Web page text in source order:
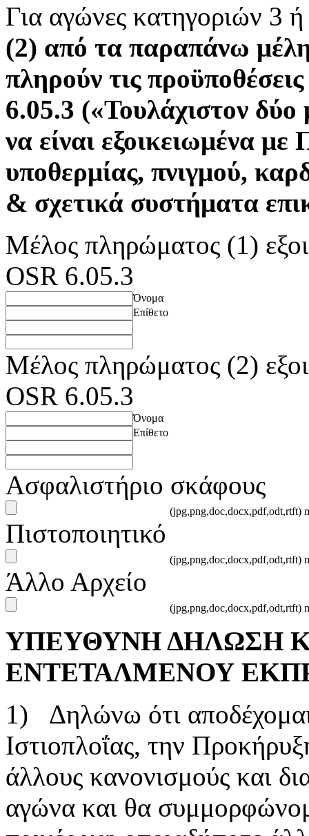
Για αγώνες κατηγοριών 3
(2) από τα παραπάνω
πληρούν τις
6.05.3 («Τουλάχιστον
να είναι εξοικειωμένα
υποθερμίας, πνιγμού,
& σχετικά συστήματα
Μέλος πληρώματος (1)
OSR 6.05.3
Όνομα
Επίθετο
Μέλος πληρώματος (2)
OSR 6.05.3
Όνομα
Επίθετο
Ασφαλιστήριο σκάφους
(jpg,png,doc,docx,pdf,odt,rtft)
Πιστοποιητικό
(jpg,png,doc,docx,pdf,odt,rtft)
Άλλο Αρχείο
(jpg,png,doc,docx,pdf,odt,rtft)
ΥΠΕΥΘΥΝΗ ΔΗΛΩΣΗ
ΕΝΤΕΤΑΛΜΕΝΟΥ
1) Δηλώνω ότι
Ιστιοπλοΐας, την
άλλους κανονισμούς και
αγώνα και θα